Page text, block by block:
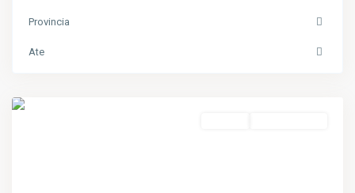
Provincia
Ate